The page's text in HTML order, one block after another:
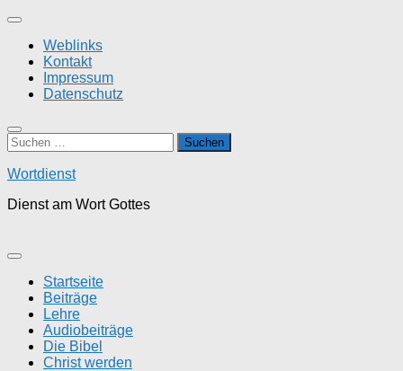
Zum
springenWeblinks
Kontakt
Impressum
Datenschutz
Suchen
nach:
Wortdienst
Dienst am Wort Gottes
Startseite
Beiträge
Lehre
Audiobeiträge
Die Bibel
Christ werden